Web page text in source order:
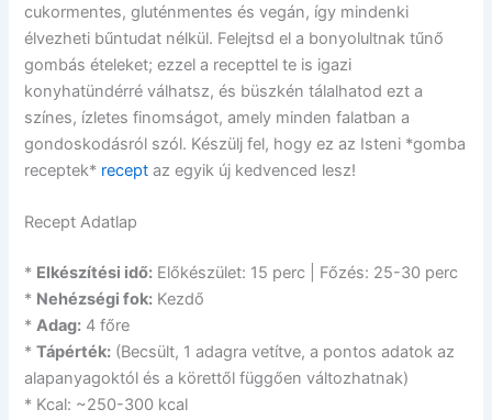
cukormentes, gluténmentes és vegán, így mindenki
élvezheti bűntudat nélkül. Felejtsd el a bonyolultnak tűnő
gombás ételeket; ezzel a recepttel te is igazi
konyhatündérré válhatsz, és büszkén tálalhatod ezt a
színes, ízletes finomságot, amely minden falatban a
gondoskodásról szól. Készülj fel, hogy ez az Isteni *gomba
receptek* recept az egyik új kedvenced lesz!
Recept Adatlap
* Elkészítési idő: Előkészület: 15 perc | Főzés: 25-30 perc
* Nehézségi fok: Kezdő
*Adag: 4 főre
*Tápérték: (Becsült, 1 adagra vetítve, a pontos adatok az
alapanyagoktól és a körettől függően változhatnak)
* Kcal: ~250-300 kcal